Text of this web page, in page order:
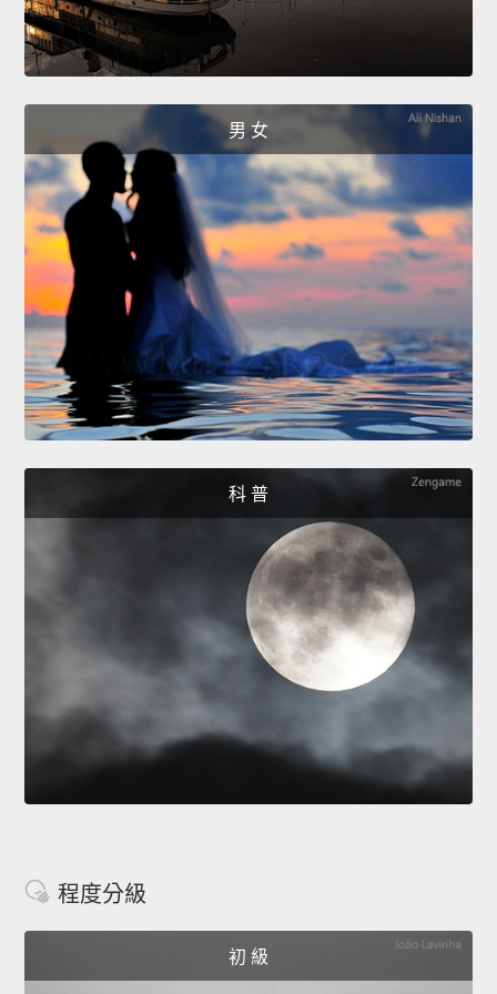
男 女
科 普
程度分級
初 級